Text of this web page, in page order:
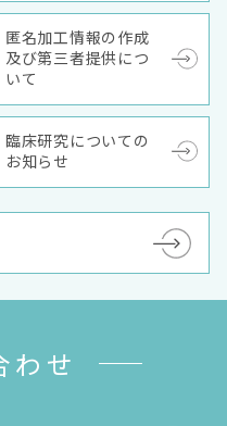
匿名加工情報の作成
及び第三者提供につ
いて
臨床研究についての
お知らせ
わせ